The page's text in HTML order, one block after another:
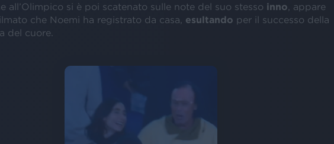
all’Olimpico si è poi scatenato sulle note del suo stesso inno , appare
che Noemi ha registrato da casa, esultando per il successo della
del cuore.